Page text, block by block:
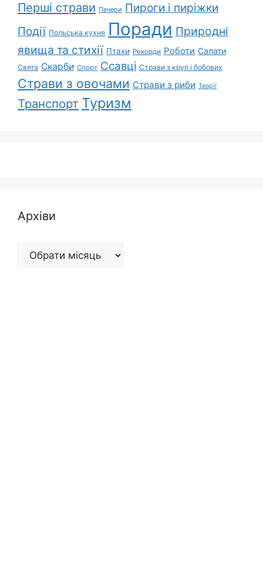
Перші страви Печери Пироги і пиріжки
Події Польська кухня Поради Природні
явища та стихії Птахи Рекорди Роботи Салати
Свята Скарби Спорт Ссавці Страви з круп і бобових
Страви з овочами Страви з риби Теорії
Транспорт Туризм
Архіви
Архіви